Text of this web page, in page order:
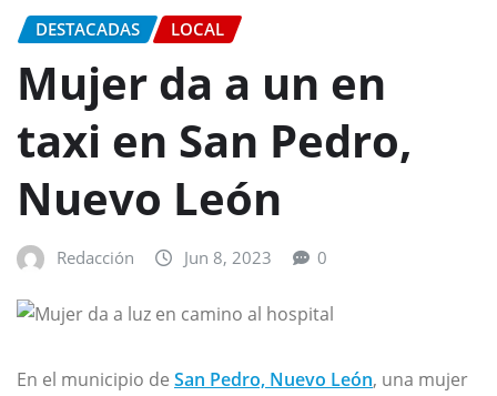
DESTACADAS LOCAL
Mujer da a un en
taxi en San Pedro,
Nuevo León
Redacción Jun 8, 2023 0
En el municipio de San Pedro, Nuevo León, una mujer